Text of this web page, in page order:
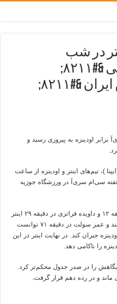
در شب
سکونشینی طارمی &#۸۲۱۱;
خبرگزاری ورزش ایران &#۸۲۱۱;
اودینزه به پیروزی رسید و
تیم‌های اینتر و اودینزه از ساعت
سی‌ام سری‌آ در ورزشگاه جوزپه
در این دیدار مارکو آرناتوویچ در دقیقه ۱۲ و داویده فراتزی در دقیقه ۲۹ اینتر
را در این بازی ۲ بر صفر جلو انداختند و عمر سولت در دقیقه ۷۱ توانست
جبران کند. در نهایت اینتر در این
شد و جایگاهش را در صدر جدول محکم‌تر کرد.